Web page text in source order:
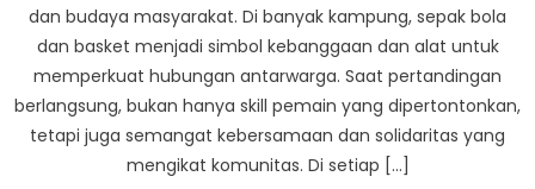
dan budaya masyarakat. Di banyak kampung, sepak bola
dan basket menjadi simbol kebanggaan dan alat untuk
memperkuat hubungan antarwarga. Saat pertandingan
berlangsung, bukan hanya skill pemain yang dipertontonkan,
tetapi juga semangat kebersamaan dan solidaritas yang
mengikat komunitas. Di setiap […]